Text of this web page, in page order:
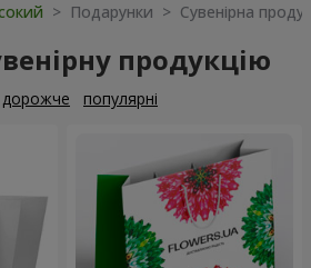
> Подарунки > Сувенірна
продукцію
дорожче популярні